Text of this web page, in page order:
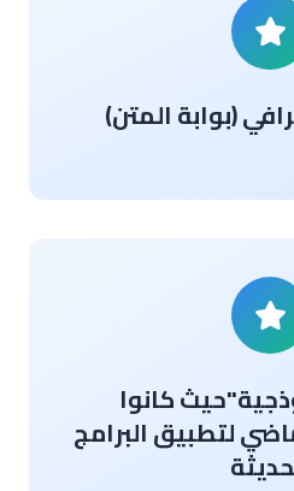
(بوابة المتن)
كانوا
لتطبيق البرامج